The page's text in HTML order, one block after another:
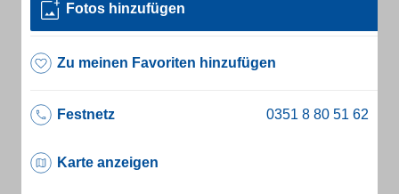
Fotos hinzufügen
Zu meinen Favoriten hinzufügen
Festnetz
Karte anzeigen